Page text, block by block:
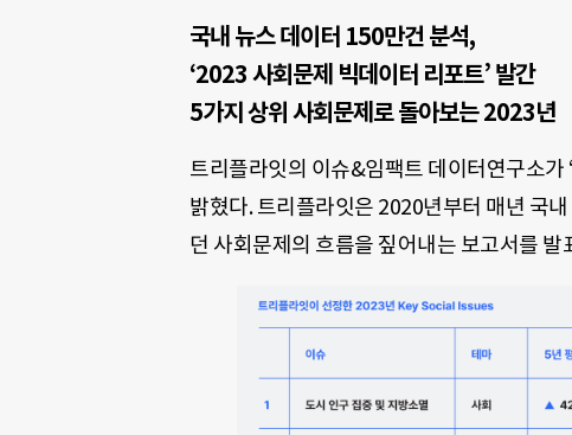
국내 뉴스 데이터 150만건 분석,
‘2023 사회문제 빅데이터 리포트’ 발간
5가지 상위 사회문제로 돌아보는 2023년
트리플라잇의 이슈&임팩트 데이터연구소가
밝혔다. 트리플라잇은 2020년부터 매년 국
던 사회문제의 흐름을 짚어내는 보고서를